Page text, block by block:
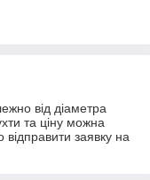
від діаметра
та ціну можна
заявку на